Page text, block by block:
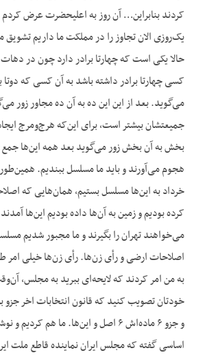
کردند بنابراین… آن روز به اعلیحضرت عرض
یک‌روزی الان تجاوز را در مملکت ما داریم
حالا یکی است که چهارتا برادر دارد چون در
کسی چهارتا برادر داشته باشد به آن کسی که دوتا
می‌گوید. بعد از این این ده به آن ده مجاور زور
جمیعتشان بیشتر است، برای این‌که هرج‌ومرج
بخش به آن بخش زور می‌گوید بعد همه این‌ها
خرداد به این‌ها مسلسل بستیم، همان‌هایی که
کرده بودیم و زمین به آن‌ها داده بودیم این‌ها
می‌خواهند تهران را بگیرند و ما مجبور شدیم
اصلاحات ارضی و رأی زن‌ها. رأی زن‌ها خیلی
به من امر کردند که لایحه‌ای ببرید به مجلس،
خودتان تصویب کنید که قانون انتخابات اخر جزو
و جزو ۶ ماده‌اش ۶ اصل و این‌ها. ما هم
اساسی گفته که مجلس ایران نماینده قاطع ملت